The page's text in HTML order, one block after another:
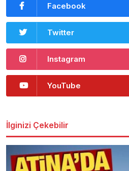
Facebook
Twitter
Instagram
YouTube
İlginizi Çekebilir